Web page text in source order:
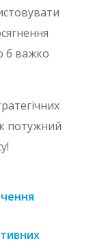
б важко
потужний